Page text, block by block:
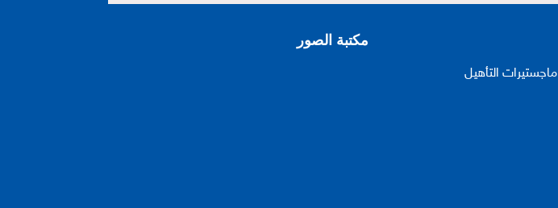
ماجستيرات التأهيل